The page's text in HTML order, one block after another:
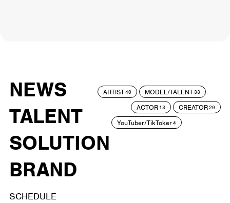
NEWS
TALENT
SOLUTION
BRAND
ARTIST40 MODEL/TALENT33
ACTOR 13 CREATOR29
YouTuber/TikToker4
SCHEDULE